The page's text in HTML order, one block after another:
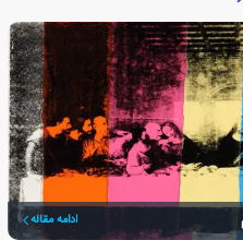
ادامه مقاله